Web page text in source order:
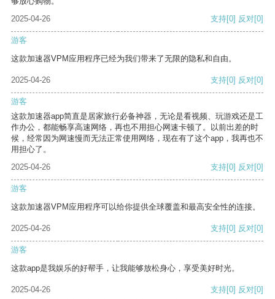
2025-04-26
支持[0] 反对[0]
游客
这款加速器VPM应用程序已经为我们带来了无限的隐私和自由。
2025-04-26 支持[0] 反对[0]
游客
这款加速器app简直是居家旅行必备神器，无论是看视频、玩游戏还是工
作办公，都能畅享高速网络，再也不用担心网速卡顿了。以前出差的时
候，经常因为网速慢而无法正常使用网络，现在有了这个app，我再也不
用担心了。
2025-04-26
支持[0] 反对[0]
游客
这款加速器VPM应用程序可以给你提供全球覆盖和最高安全性的连接。
2025-04-26 支持[0] 反对[0]
游客
这款app是我娱乐的好帮手，让我能够放松身心，享受美好时光。
2025-04-26 支持[0] 反对[0]